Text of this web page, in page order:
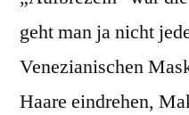
geht man ja nicht
Venezianischen
Haare eindrehen,